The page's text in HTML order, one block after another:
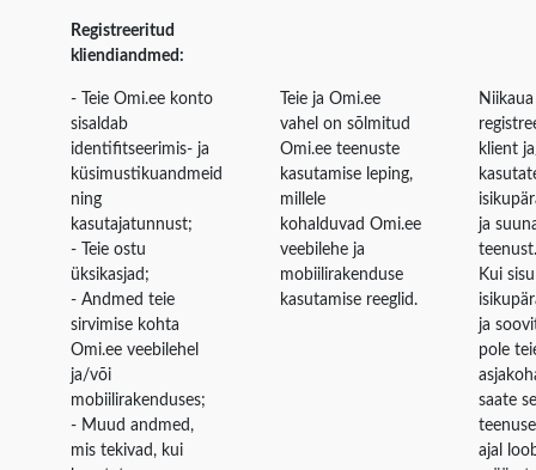
Registreeritud
kliendiandmed:
- Teie Omi.ee konto
sisaldab
identifitseerimis- ja
küsimustikuandmeid
ning
kasutajatunnust;
- Teie ostu
üksikasjad;
- Andmed teie
sirvimise kohta
Omi.ee veebilehel
ja/või
mobiilirakenduses;
- Muud andmed,
mis tekivad, kui
Teie ja Omi.ee
vahel on sõlmitud
Omi.ee teenuste
kasutamise leping,
millele
kohalduvad Omi.ee
veebilehe ja
mobiilirakenduse
kasutamise reeglid.
klient
ja
teenust.
Kui sisu
ja
pole
saate
ajal